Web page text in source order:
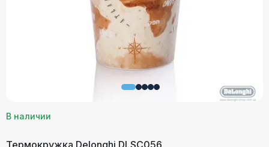
В наличии
Термокружка Delonghi DLSC056